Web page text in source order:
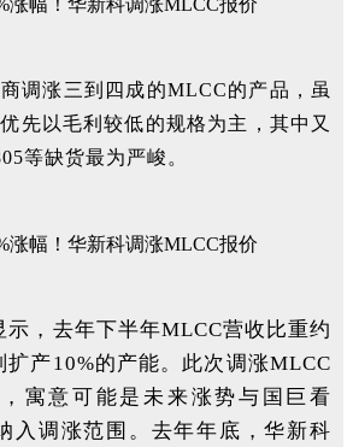
调涨三到四成的MLCC的产品，虽
优先 以毛利较低的规格为主，其中又
等缺货最为严峻。
示，去年下半年MLCC营收比重约
扩产10%的产能。此次调涨MLCC
寓意可能是未来涨势与国巨看
入调涨范围。去年年底，华新科